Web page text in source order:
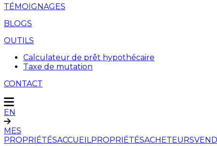
TÉMOIGNAGES
BLOGS
OUTILS
Calculateur de prêt hypothécaire
Taxe de mutation
CONTACT
EN
MES
PROPRIÉTÉSACCUEILPROPRIÉTÉSACHETEURS